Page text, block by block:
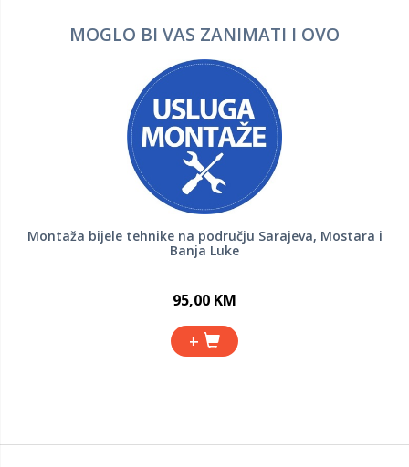
MOGLO BI VAS ZANIMATI I OVO
Montaža bijele tehnike na području Sarajeva, Mostara i
Banja Luke
95,00 KM
+